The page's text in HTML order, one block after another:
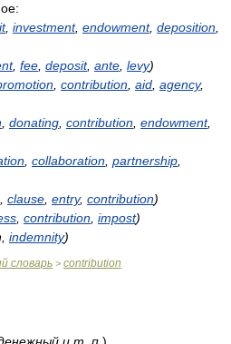
, investment, endowment, deposition
, fee deposit, ante levy)
contribution aid agency,
donating contribution endowment,
collaboration partnership
clause entry, contribution)
contribution impost)
indemnity)
словарь > contribution